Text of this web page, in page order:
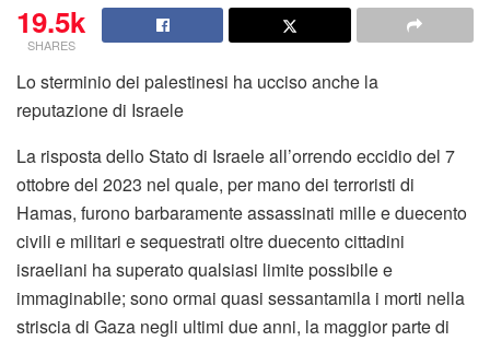
19.5k
SHARES
Lo sterminio dei palestinesi ha ucciso anche la
reputazione di Israele
La risposta dello Stato di Israele all’orrendo eccidio del 7
ottobre del 2023 nel quale, per mano dei terroristi di
Hamas, furono barbaramente assassinati mille e duecento
civili e militari e sequestrati oltre duecento cittadini
israeliani ha superato qualsiasi limite possibile e
immaginabile; sono ormai quasi sessantamila i morti nella
striscia di Gaza negli ultimi due anni, la maggior parte di